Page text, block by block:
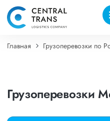
Главная Грузоперевозки по
Грузоперевозки